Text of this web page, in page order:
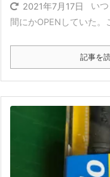
2021年7月17日
い
間にかOPENしていた
記事を